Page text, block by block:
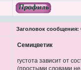
Заголовок сообщения:
Семицветик
густота зависит от
(простыми словами